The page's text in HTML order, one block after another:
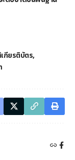
กียรติบัตร